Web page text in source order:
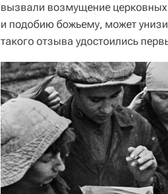
вызвали возмущение
и подобию божьему, может
такого отзыва удостоились